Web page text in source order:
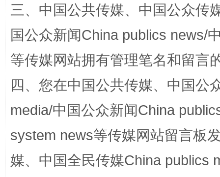
国家大学科技园优化重塑工作
三、中国公共传媒、中国公众传
国公众新闻China publics news/
等传媒网站拥有管理笔名和留言
四、您在中国公共传媒、中国公
media/中国公众新闻China
system news等传媒网站留言板
媒、中国全民传媒China publics